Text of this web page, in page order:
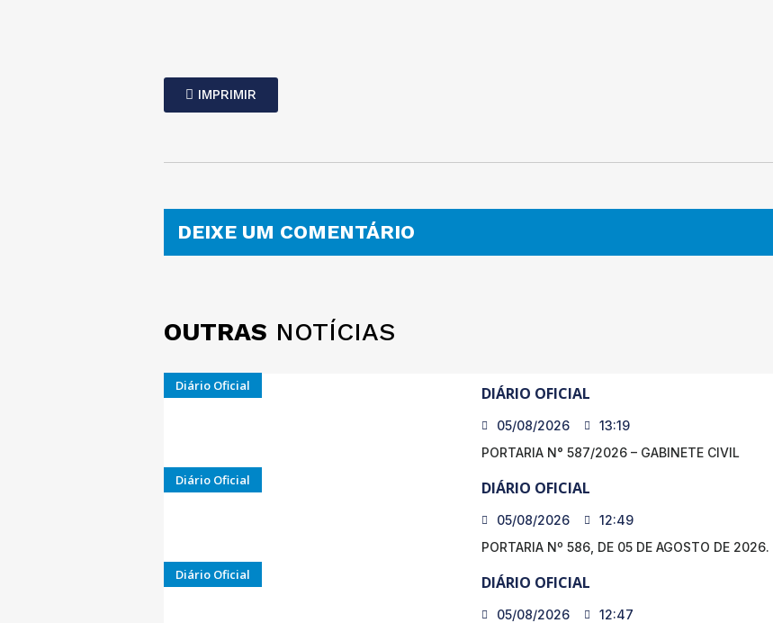
IMPRIMIR
DEIXE UM COMENTÁRIO
OUTRAS NOTÍCIAS
Diário Oficial DIÁRIO OFICIAL
05/08/2026
13:19
PORTARIA N° 587/2026 – GABINETE CIVIL
Diário Oficial DIÁRIO OFICIAL
05/08/2026
12:49
PORTARIA Nº 586, DE 05 DE AGOSTO DE 2026.
Diário Oficial DIÁRIO OFICIAL
05/08/2026 12:47